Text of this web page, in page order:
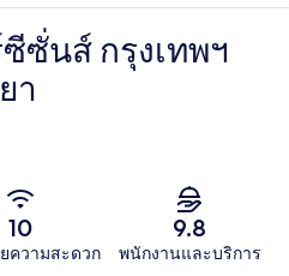
ซั่นส์ กรุงเทพฯ
า
10
ความสะดวก
9.8
พนักงานและบริการ